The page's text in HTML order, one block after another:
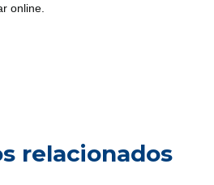
online.
relacionados